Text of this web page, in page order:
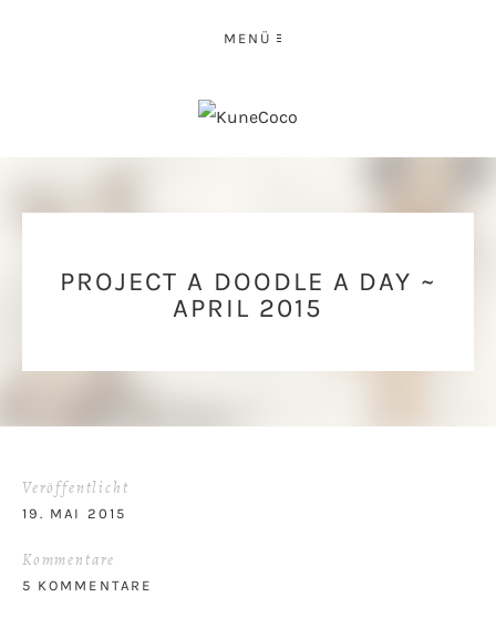
MENÜ
PROJECT A DOODLE A DAY ~
APRIL 2015
Veröffentlicht
19. MAI 2015
Kommentare
5 KOMMENTARE